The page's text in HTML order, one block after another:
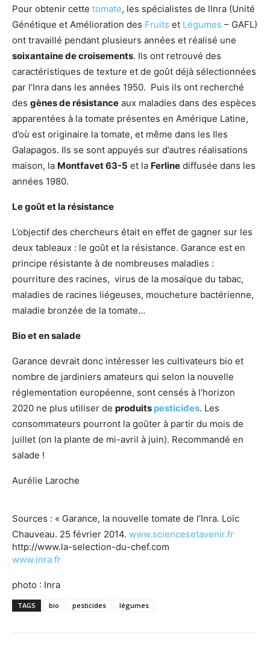
Pour obtenir cette tomate, les spécialistes de lInra (Unité
Génétique et Amélioration des Fruits et Légumes – GAFL)
ont travaillé pendant plusieurs années et réalisé une
soixantaine de croisements. Ils ont retrouvé des
caractéristiques de texture et de goût déjà sélectionnées
par l’Inra dans les années 1950. Puis ils ont recherché
des gènes de résistance aux maladies dans des espèces
apparentées à la tomate présentes en Amérique Latine,
d’où est originaire la tomate, et même dans les Iles
Galapagos. Ils se sont appuyés sur d’autres réalisations
maison, la Montfavet 63-5 et la Ferline diffusée dans les
années 1980.
Le goût et la résistance
L’objectif des chercheurs était en effet de gagner sur les
deux tableaux : le goût et la résistance. Garance est en
principe résistante à de nombreuses maladies :
pourriture des racines, virus de la mosaïque du tabac,
maladies de racines liégeuses, moucheture bactérienne,
maladie bronzée de la tomate…
Bio et en salade
Garance devrait donc intéresser les cultivateurs bio et
nombre de jardiniers amateurs qui selon la nouvelle
réglementation européenne, sont censés à l’horizon
2020 ne plus utiliser de produits pesticides. Les
consommateurs pourront la goûter à partir du mois de
juillet (on la plante de mi-avril à juin). Recommandé en
salade !
Aurélie Laroche
Sources : « Garance, la nouvelle tomate de l’Inra. Loïc
Chauveau. 25 février 2014. www.sciencesetavenir.fr
http://www.la-selection-du-chef.com
www.inra.fr
photo : Inra
TAGS bio pesticides légumes